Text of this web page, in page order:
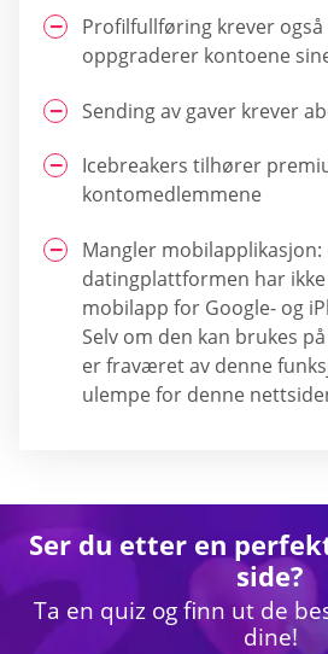
Profilfullføring krever
oppgraderer kontoene
Sending av gaver krever
Icebreakers tilhører
kontomedlemmene
Mangler
datingplattformen har
mobilapp for Google- og
Selv om den kan brukes
er fraværet av denne
ulempe for denne
Ser du etter en
side?
Ta en quiz og finn ut de
dine!